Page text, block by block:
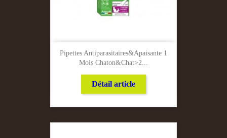
Pipettes Antiparasitaires&apaisante 1
Mois Chaton&chat>2...
Détail article